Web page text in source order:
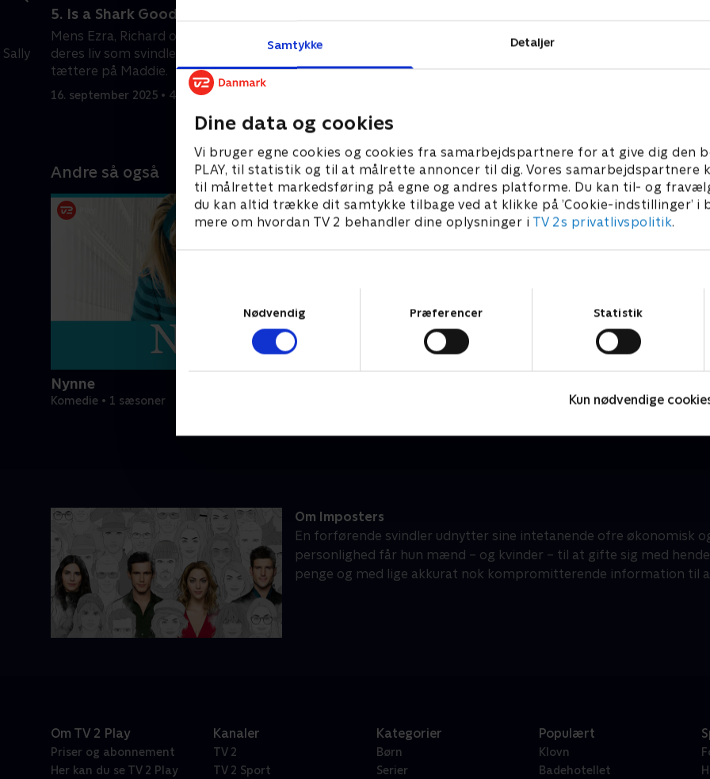
Samtykke Detaljer
Dine data og cookies
Vi bruger egne cookies og cookies fra samarbejdspartnere for at give dig den
PLAY, til statistik og til at målrette annoncer til dig. Vores samarbejdspartnere
til målrettet markedsføring på egne og andres platforme. Du kan til- og
du kan altid trække dit samtykke tilbage ved at klikke på ’Cookie-indstillinger’ i
mere om hvordan TV 2 behandler dine oplysninger i TV 2s privatlivspolitik.
Nødvendig
Præferencer Statistik
Kun nødvendige
5. Is a Shark Good or Bad?
Mens Ezra, Richard og Jules nyder
deres liv som svindlere, kommer de
tættere på Maddie.
16. september 2025 • 40 min
Patrick holder en fødselsdagsfest for
Maddie med nogle overraskende
gæster.
På en uventet rejse hjem når
en skillevej med hensyn til
Andre så også
Nynne
Komedie • 1 sæsoner
Om Imposters
En forførende svindler udnytter sine intetanende ofre økonomisk
personlighed får hun mænd – og kvinder – til at gifte sig med
penge og med lige akkurat nok kompromitterende information til
Om TV 2 Play
Priser og abonnement
Her kan du se TV 2 Play
Kanaler
TV 2
TV 2 Sport
Kategorier
Børn
Serier
Populært
Klovn
Badehotellet